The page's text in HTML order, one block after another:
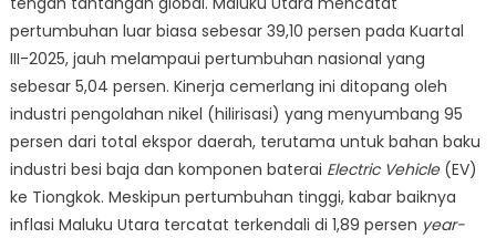
pertumbuhan luar biasa sebesar 39,10 persen pada Kuartal
III-2025, jauh melampaui pertumbuhan nasional yang
sebesar 5,04 persen. Kinerja cemerlang ini ditopang oleh
industri pengolahan nikel (hilirisasi) yang menyumbang 95
persen dari total ekspor daerah, terutama untuk bahan baku
industri besi baja dan komponen baterai Electric Vehicle(EV)
ke Tiongkok. Meskipun pertumbuhan tinggi, kabar baiknya
inflasi Maluku Utara tercatat terkendali di 1,89 persen year-